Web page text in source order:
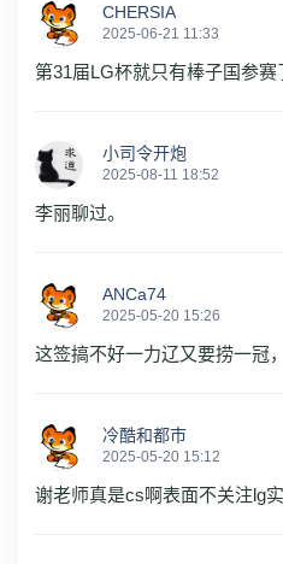
CHERSIA
2025-06-21 11:33
第31届LG杯就只有棒子国参赛
小司令开炮
2025-08-11 18:52
李丽聊过。
ANCa74
2025-05-20 15:26
这签搞不好一力辽又要捞一冠
冷酷和都市
2025-05-20 15:12
谢老师真是cs啊表面不关注lg